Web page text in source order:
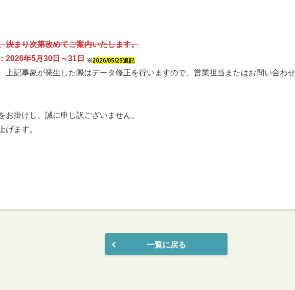
決まり次第改めてご案内いたします。
2026年5月30 日～31日 ※2026/05/25追記
が発生した際はデータ修正を行いますので、営業担当またはお問い合わせ
けし、誠に申し訳ございません。
ます。
一覧に戻る